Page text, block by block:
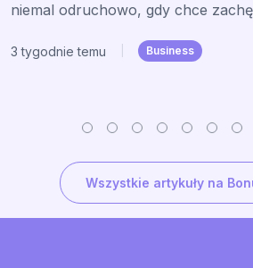
niemal odruchowo, gdy chce
3 tygodnie temu Business
Wszystkie artykuły na